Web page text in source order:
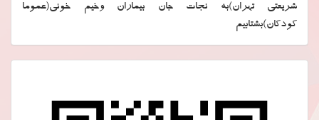
شریعتی تهران)به نجات جان بیماران وخیم خونی(عموما
کودکان)بشتابیم